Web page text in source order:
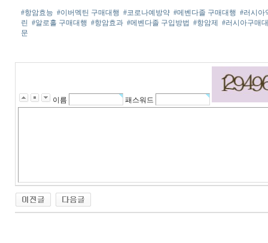
#항암효능 #이버멕틴 구매대행 #코로나예방약 #메벤다졸 구매대행 #러시아
린 #알로홀 구매대행 #항암효과 #메벤다졸 구입방법 #항암제
#러시아구매
문
이름 패스워드